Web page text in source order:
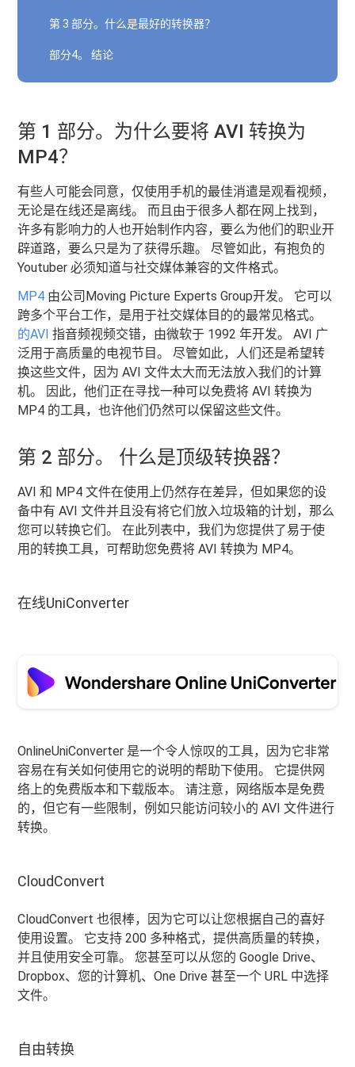
第 3 部分。什么是最好的转换器？
部分4。 结论
第 1 部分。为什么要将 AVI 转换为
MP4？
有些人可能会同意，仅使用手机的最佳消遣是观看视频，
无论是在线还是离线。 而且由于很多人都在网上找到，
许多有影响力的人也开始制作内容，要么为他们的职业开
辟道路，要么只是为了获得乐趣。 尽管如此，有抱负的
Youtuber 必须知道与社交媒体兼容的文件格式。
MP4 由公司Moving Picture Experts Group开发。 它可以
跨多个平台工作，是用于社交媒体目的的最常见格式。
的AVI 指音频视频交错，由微软于 1992 年开发。 AVI 广
泛用于高质量的电视节目。 尽管如此，人们还是希望转
换这些文件，因为 AVI 文件太大而无法放入我们的计算
机。 因此，他们正在寻找一种可以免费将 AVI 转换为
MP4 的工具，也许他们仍然可以保留这些文件。
第 2 部分。 什么是顶级转换器？
AVI 和 MP4 文件在使用上仍然存在差异，但如果您的设
备中有 AVI 文件并且没有将它们放入垃圾箱的计划，那么
您可以转换它们。 在此列表中，我们为您提供了易于使
用的转换工具，可帮助您免费将 AVI 转换为 MP4。
在线UniConverter
OnlineUniConverter 是一个令人惊叹的工具，因为它非常
容易在有关如何使用它的说明的帮助下使用。 它提供网
络上的免费版本和下载版本。 请注意，网络版本是免费
的，但它有一些限制，例如只能访问较小的 AVI 文件进行
转换。
CloudConvert
CloudConvert 也很棒，因为它可以让您根据自己的喜好
使用设置。 它支持 200 多种格式，提供高质量的转换，
并且使用安全可靠。 您甚至可以从您的 Google Drive、
Dropbox、您的计算机、One Drive 甚至一个 URL 中选择
文件。
自由转换